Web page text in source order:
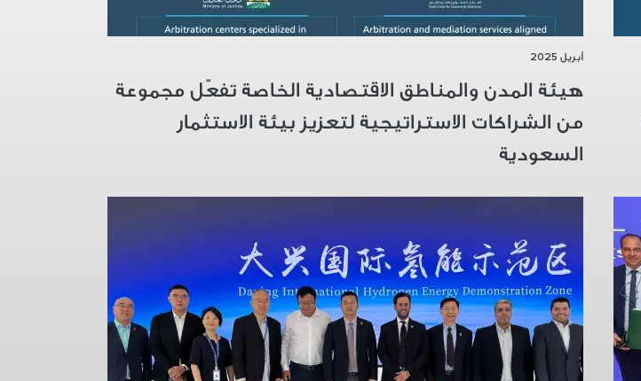
أبريل 2025
هيئة المدن والمناطق الاقتصادية الخاصة تفعّل مجموعة
من الشراكات الاستراتيجية لتعزيز بيئة الاستثمار
السعودية